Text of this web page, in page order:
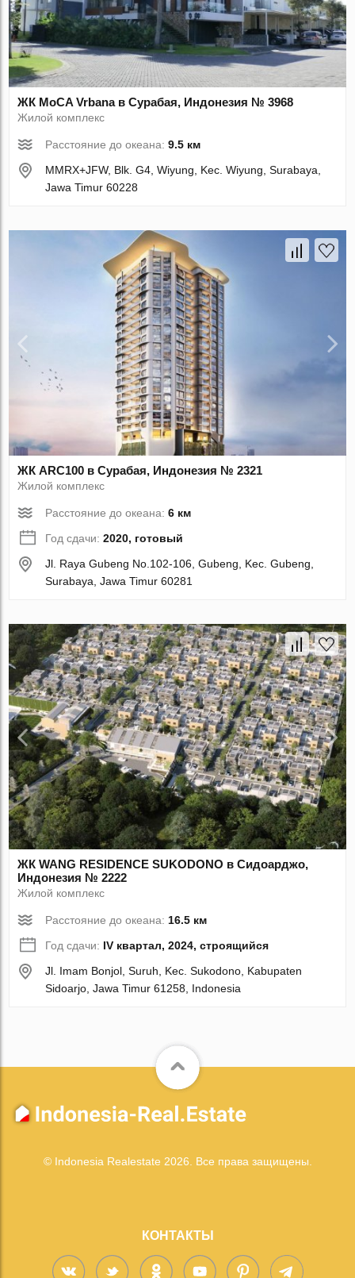
ЖК MoCA Vrbana в Сурабая, Индонезия № 3968
Жилой комплекс
Расстояние до океана:9.5 км
MMRX+JFW, Blk. G4, Wiyung, Kec. Wiyung, Surabaya,
Jawa Timur 60228
ЖК ARC100 в Сурабая, Индонезия № 2321
Жилой комплекс
Расстояние до океана:6 км
Год сдачи:2020, готовый
Jl. Raya Gubeng No.102-106, Gubeng, Kec. Gubeng,
Surabaya, Jawa Timur 60281
ЖК WANG RESIDENCE SUKODONO в Сидоарджо,
Индонезия № 2222
Жилой комплекс
Расстояние до океана: 16.5 км
Год сдачи: IV квартал, 2024, строящийся
Jl. Imam Bonjol, Suruh, Kec. Sukodono, Kabupaten
Sidoarjo, Jawa Timur 61258, Indonesia
© Indonesia Realestate 2026. Все права защищены.
КОНТАКТЫ